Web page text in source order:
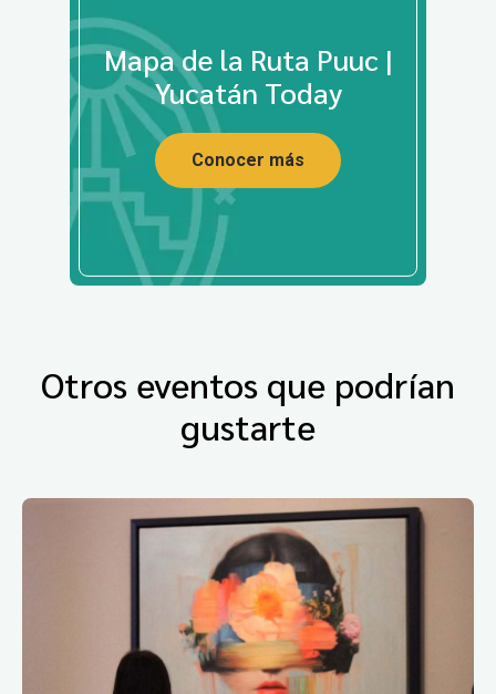
Mapa de la Ruta Puuc |
Yucatán Today
Conocer más
Otros eventos que podrían
gustarte